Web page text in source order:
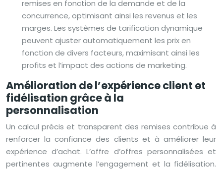
remises en fonction de la demande et de la
concurrence, optimisant ainsi les revenus et les
marges. Les systèmes de tarification dynamique
peuvent ajuster automatiquement les prix en
fonction de divers facteurs, maximisant ainsi les
profits et l’impact des actions de marketing.
Amélioration de l’expérience client et
fidélisation grâce à la
personnalisation
Un calcul précis et transparent des remises contribue à
renforcer la confiance des clients et à améliorer leur
expérience d’achat. L’offre d’offres personnalisées et
pertinentes augmente l’engagement et la fidélisation.